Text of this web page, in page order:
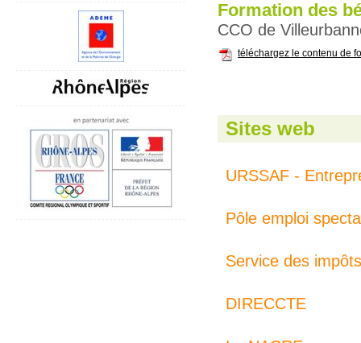
Formation des
CCO de
téléchargez le contenu de
Sites web
URSSAF -
Pôle emploi
Service des impôts
DIRECCTE